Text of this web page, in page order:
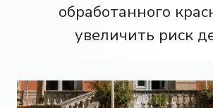
обработанного
увеличить риск